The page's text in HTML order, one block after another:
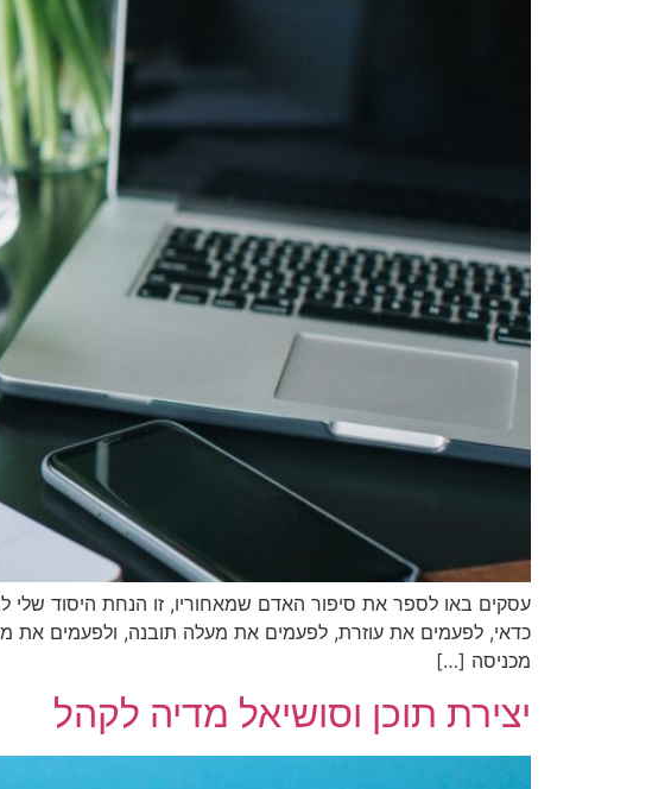
עסקים באו לספר את סיפור האדם שמאחוריו, זו הנחת היסוד
כדאי, לפעמים את עוזרת, לפעמים את מעלה תובנה, ולפעמים את
מכניסה […]
יצירת תוכן וסושיאל מדיה לקהל